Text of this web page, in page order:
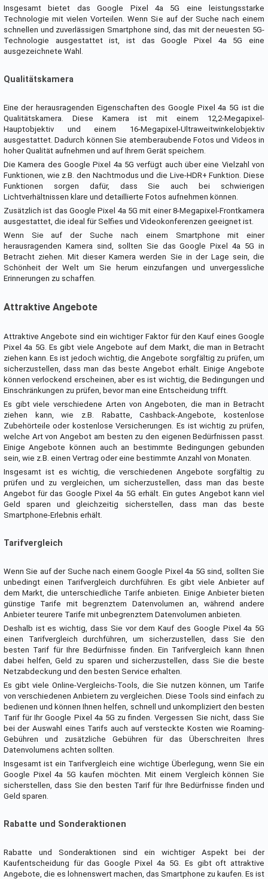
Insgesamt bietet das Google Pixel 4a 5G eine leistungsstarke
Technologie mit vielen Vorteilen. Wenn Sie auf der Suche nach einem
schnellen und zuverlässigen Smartphone sind, das mit der neuesten 5G-
Technologie ausgestattet ist, ist das Google Pixel 4a 5G eine
ausgezeichnete Wahl.
Qualitätskamera
Eine der herausragenden Eigenschaften des Google Pixel 4a 5G ist die
Qualitätskamera. Diese Kamera ist mit einem 12,2-Megapixel-
Hauptobjektiv und einem 16-Megapixel-Ultraweitwinkelobjektiv
ausgestattet. Dadurch können Sie atemberaubende Fotos und Videos in
hoher Qualität aufnehmen und auf Ihrem Gerät speichern.
Die Kamera des Google Pixel 4a 5G verfügt auch über eine Vielzahl von
Funktionen, wie z.B. den Nachtmodus und die Live-HDR+ Funktion. Diese
Funktionen sorgen dafür, dass Sie auch bei schwierigen
Lichtverhältnissen klare und detaillierte Fotos aufnehmen können.
Zusätzlich ist das Google Pixel 4a 5G mit einer 8-Megapixel-Frontkamera
ausgestattet, die ideal für Selfies und Videokonferenzen geeignet ist.
Wenn Sie auf der Suche nach einem Smartphone mit einer
herausragenden Kamera sind, sollten Sie das Google Pixel 4a 5G in
Betracht ziehen. Mit dieser Kamera werden Sie in der Lage sein, die
Schönheit der Welt um Sie herum einzufangen und unvergessliche
Erinnerungen zu schaffen.
Attraktive Angebote
Attraktive Angebote sind ein wichtiger Faktor für den Kauf eines Google
Pixel 4a 5G. Es gibt viele Angebote auf dem Markt, die man in Betracht
ziehen kann. Es ist jedoch wichtig, die Angebote sorgfältig zu prüfen, um
sicherzustellen, dass man das beste Angebot erhält. Einige Angebote
können verlockend erscheinen, aber es ist wichtig, die Bedingungen und
Einschränkungen zu prüfen, bevor man eine Entscheidung trifft.
Es gibt viele verschiedene Arten von Angeboten, die man in Betracht
ziehen kann, wie z.B. Rabatte, Cashback-Angebote, kostenlose
Zubehörteile oder kostenlose Versicherungen. Es ist wichtig zu prüfen,
welche Art von Angebot am besten zu den eigenen Bedürfnissen passt.
Einige Angebote können auch an bestimmte Bedingungen gebunden
sein, wie z.B. einen Vertrag oder eine bestimmte Anzahl von Monaten.
Insgesamt ist es wichtig, die verschiedenen Angebote sorgfältig zu
prüfen und zu vergleichen, um sicherzustellen, dass man das beste
Angebot für das Google Pixel 4a 5G erhält. Ein gutes Angebot kann viel
Geld sparen und gleichzeitig sicherstellen, dass man das beste
Smartphone-Erlebnis erhält.
Tarifvergleich
Wenn Sie auf der Suche nach einem Google Pixel 4a 5G sind, sollten Sie
unbedingt einen Tarifvergleich durchführen. Es gibt viele Anbieter auf
dem Markt, die unterschiedliche Tarife anbieten. Einige Anbieter bieten
günstige Tarife mit begrenztem Datenvolumen an, während andere
Anbieter teurere Tarife mit unbegrenztem Datenvolumen anbieten.
Deshalb ist es wichtig, dass Sie vor dem Kauf des Google Pixel 4a 5G
einen Tarifvergleich durchführen, um sicherzustellen, dass Sie den
besten Tarif für Ihre Bedürfnisse finden. Ein Tarifvergleich kann Ihnen
dabei helfen, Geld zu sparen und sicherzustellen, dass Sie die beste
Netzabdeckung und den besten Service erhalten.
Es gibt viele Online-Vergleichs-Tools, die Sie nutzen können, um Tarife
von verschiedenen Anbietern zu vergleichen. Diese Tools sind einfach zu
bedienen und können Ihnen helfen, schnell und unkompliziert den besten
Tarif für Ihr Google Pixel 4a 5G zu finden. Vergessen Sie nicht, dass Sie
bei der Auswahl eines Tarifs auch auf versteckte Kosten wie Roaming-
Gebühren und zusätzliche Gebühren für das Überschreiten Ihres
Datenvolumens achten sollten.
Insgesamt ist ein Tarifvergleich eine wichtige Überlegung, wenn Sie ein
Google Pixel 4a 5G kaufen möchten. Mit einem Vergleich können Sie
sicherstellen, dass Sie den besten Tarif für Ihre Bedürfnisse finden und
Geld sparen.
Rabatte und Sonderaktionen
Rabatte und Sonderaktionen sind ein wichtiger Aspekt bei der
Kaufentscheidung für das Google Pixel 4a 5G. Es gibt oft attraktive
Angebote, die es lohnenswert machen, das Smartphone zu kaufen. Es ist